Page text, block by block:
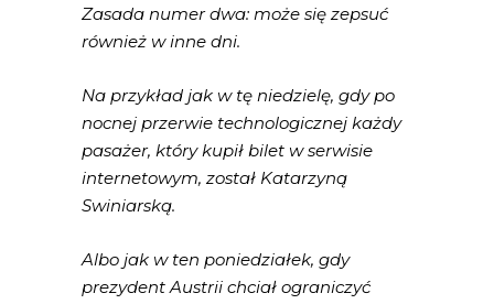
Zasada numer dwa: może się zepsuć
również w inne dni.
Na przykład jak w tę niedzielę, gdy po
nocnej przerwie technologicznej każdy
pasażer, który kupił bilet w serwisie
internetowym, został Katarzyną
Swiniarską.
Albo jak w ten poniedziałek, gdy
prezydent Austrii chciał ograniczyć